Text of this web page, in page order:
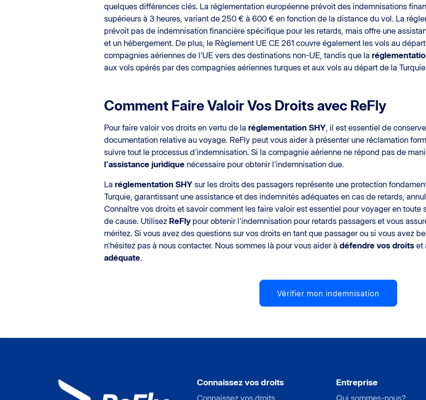
quelques différences clés. La réglementation européenne prévoit des indemnisations
supérieurs à 3 heures, variant de 250 € à 600 € en fonction de la distance du vol. La
prévoit pas de indemnisation financière spécifique pour les retards, mais offre une
et un hébergement. De plus, le Règlement UE CE 261 couvre également les vols au
compagnies aériennes de l'UE vers des destinations non-UE, tandis que la
aux vols opérés par des compagnies aériennes turques et aux vols au départ de la
Comment Faire Valoir Vos Droits avec ReFly
Pour faire valoir vos droits en vertu de la réglementation SHY, il est essentiel de
documentation relative au voyage. ReFly peut vous aider à présenter une réclamation
suivre tout le processus d'indemnisation. Si la compagnie aérienne ne répond pas de
l'assistance juridique nécessaire pour obtenir l'indemnisation due.
La réglementation SHY sur les droits des passagers représente une protection
Turquie, garantissant une assistance et des indemnités adéquates en cas de retards,
Connaître vos droits et savoir comment les faire valoir est essentiel pour voyager en toute
de cause. Utilisez ReFlypour obtenir l'indemnisation pour retards passagers et vous
méritez. Si vous avez des questions sur vos droits en tant que passager ou si vous avez
n'hésitez pas à nous contacter. Nous sommes là pour vous aider à défendre vos droits et
adéquate.
Vérifier mon indemnisation
Connaissez vos droits
Connaissez vos droits
Entreprise
Qui sommes-nous?